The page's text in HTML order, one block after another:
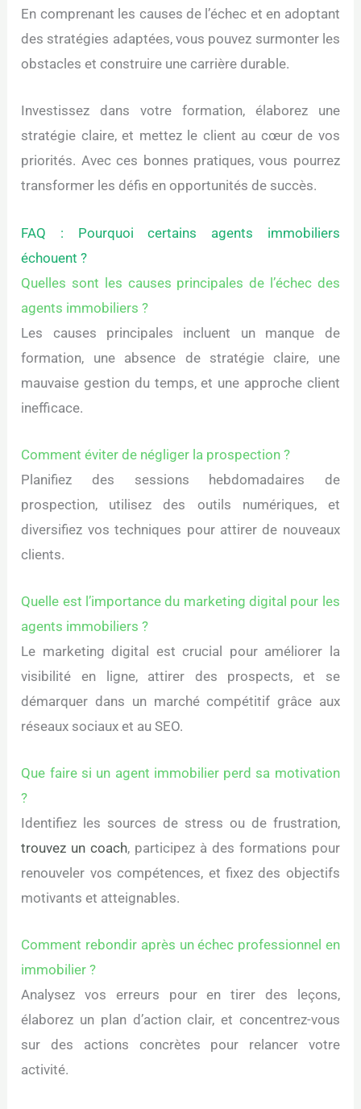
En comprenant les causes de l’échec et en adoptant
des stratégies adaptées, vous pouvez surmonter les
obstacles et construire une carrière durable.
Investissez dans votre formation, élaborez une
stratégie claire, et mettez le client au cœur de vos
priorités. Avec ces bonnes pratiques, vous pourrez
transformer les défis en opportunités de succès.
FAQ : Pourquoi certains agents immobiliers
échouent ?
Quelles sont les causes principales de l’échec des
agents immobiliers ?
Les causes principales incluent un manque de
formation, une absence de stratégie claire, une
mauvaise gestion du temps, et une approche client
inefficace.
Comment éviter de négliger la prospection ?
Planifiez des sessions hebdomadaires de
prospection, utilisez des outils numériques, et
diversifiez vos techniques pour attirer de nouveaux
clients.
Quelle est l’importance du marketing digital pour les
agents immobiliers ?
Le marketing digital est crucial pour améliorer la
visibilité en ligne, attirer des prospects, et se
démarquer dans un marché compétitif grâce aux
réseaux sociaux et au SEO.
Que faire si un agent immobilier perd sa motivation
?
Identifiez les sources de stress ou de frustration,
trouvez un coach, participez à des formations pour
renouveler vos compétences, et fixez des objectifs
motivants et atteignables.
Comment rebondir après un échec professionnel en
immobilier ?
Analysez vos erreurs pour en tirer des leçons,
élaborez un plan d’action clair, et concentrez-vous
sur des actions concrètes pour relancer votre
activité.